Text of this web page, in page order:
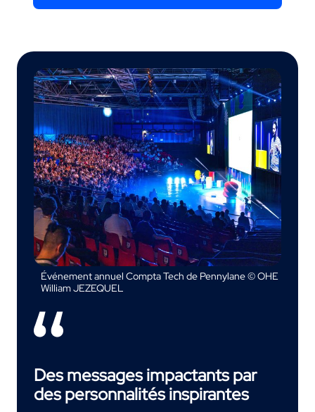
Événement annuel Compta Tech de Pennylane © OHE
William JEZEQUEL
Des messages impactants par
des personnalités inspirantes